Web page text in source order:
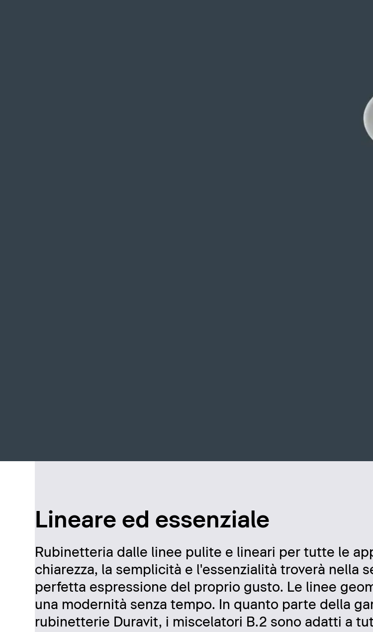
Lineare ed essenziale
Rubinetteria dalle linee pulite e lineari per tutte le
chiarezza, la semplicità e l'essenzialità troverà nella
perfetta espressione del proprio gusto. Le linee
una modernità senza tempo. In quanto parte della
rubinetterie Duravit, i miscelatori B.2 sono adatti a